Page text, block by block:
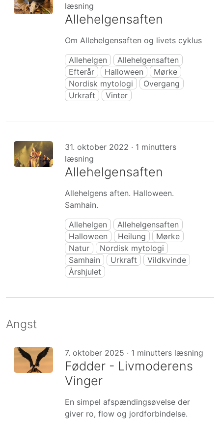
læsning
Allehelgensaften
Om Allehelgensaften og livets cyklus
Allehelgen
Allehelgensaften
Efterår
Halloween
Mørke
Nordisk mytologi
Overgang
Urkraft
Vinter
31. oktober 2022 · 1 minutters
læsning
Allehelgensaften
Allehelgens aften. Halloween.
Samhain.
Allehelgen
Allehelgensaften
Halloween
Heilung
Mørke
Natur
Nordisk mytologi
Samhain
Urkraft
Vildkvinde
Årshjulet
Angst
7. oktober 2025 · 1 minutters læsning
Fødder - Livmoderens
Vinger
En simpel afspændingsøvelse der
giver ro, flow og jordforbindelse.